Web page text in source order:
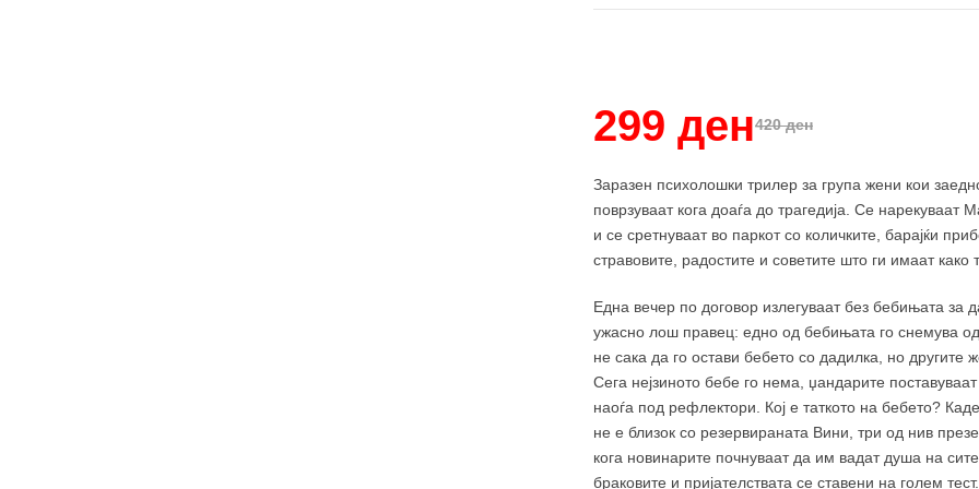
420 ден
299 ден
Заразен психолошки трилер за група жени кои
поврзуваат кога доаѓа до трагедија. Се нарекуваат
и се сретнуваат во паркот со количките, барајќи
стравовите, радостите и советите што ги имаат како
Една вечер по договор излегуваат без бебињата за
ужасно лош правец: едно од бебињата го снемува
не сака да го остави бебето со дадилка, но
Сега нејзиното бебе го нема, џандарите
наоѓа под рефлектори. Кој е таткото на бебето?
не е близок со резервираната Вини, три од нив
кога новинарите почнуваат да им вадат душа на
браковите и пријателствата се ставени на голем тест.